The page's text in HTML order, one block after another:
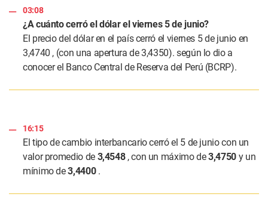
03:08
¿A cuánto cerró el dólar el viernes 5 de junio?
El precio del dólar en el país cerró el viernes 5 de junio en
3,4740 , (con una apertura de 3,4350). según lo dio a
conocer el Banco Central de Reserva del Perú (BCRP).
16:15
El tipo de cambio interbancario cerró el 5 de junio con un
valor promedio de 3,4548, con un máximo de3,4750 y un
mínimo de3,4400.